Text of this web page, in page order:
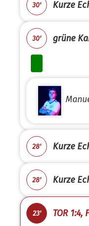
30' Kurze
30' grüne
28' Kurze
28' Kurze
23' TOR 1:4,